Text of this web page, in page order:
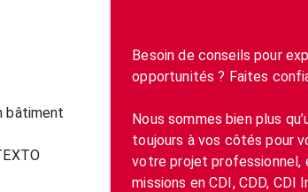
bâtiment
Besoin de conseils pour
opportunités ? Faites
Nous sommes bien plus
toujours à vos côtés pour
votre projet professionnel,
missions en CDI, CDD, CDI